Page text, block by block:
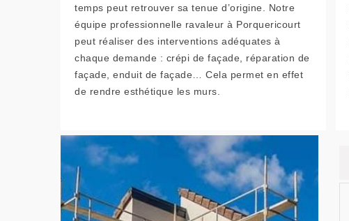
temps peut retrouver sa tenue d’origine. Notre
équipe professionnelle ravaleur à Porquericourt
peut réaliser des interventions adéquates à
chaque demande : crépi de façade, réparation de
façade, enduit de façade… Cela permet en effet
de rendre esthétique les murs.